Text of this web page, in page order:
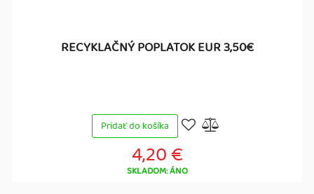
RECYKLAČNÝ POPLATOK EUR 3,50€
Pridať do košíka
4,20 €
SKLADOM: ÁNO